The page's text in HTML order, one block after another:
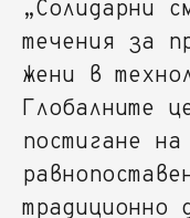
„Солидарни
течения за
жени в
Глобалните
постигане на
традиционно